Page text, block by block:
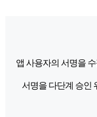
앱 사용자의 서명을
서명을 다단계 승인